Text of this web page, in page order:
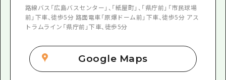
路線バス「広島バスセンター」、「紙屋町」、「県庁前」「市民球場
前」下車、徒歩5分 路面電車「原爆ドーム前」下車、徒歩5分 アス
トラムライン「県庁前」下車、徒歩5分
Google Maps